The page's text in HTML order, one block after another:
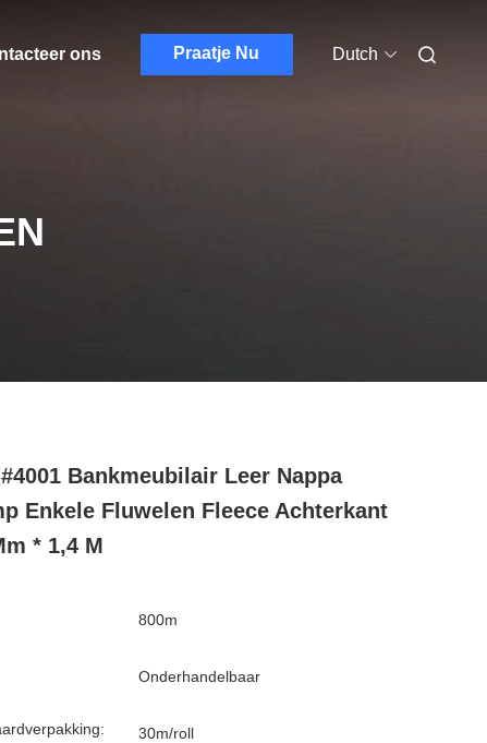
ons Praatje Nu Dutch
Bankmeubilair Leer Nappa
Enkele Fluwelen Fleece Achterkant
* 1,4 M
800m
Onderhandelbaar
30m/roll